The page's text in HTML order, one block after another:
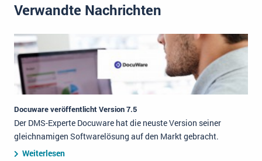
Verwandte Nachrichten
Docuware veröffentlicht Version 7.5
Der DMS-Experte Docuware hat die neuste Version seiner
gleichnamigen Softwarelösung auf den Markt gebracht.
Weiterlesen